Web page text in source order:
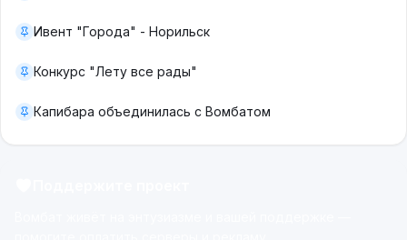
Ивент "Города" - Норильск
Конкурс "Лету все рады"
Капибара объединилась с Вомбатом